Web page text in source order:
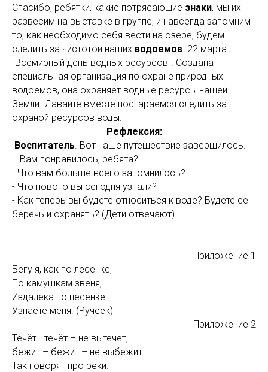
Спасибо, ребятки, какие потрясающие знаки, мы их
развесим на выставке в группе, и навсегда запомним
то, как необходимо себя вести на озере, будем
следить за чистотой наших водоемов. 22 марта -
"Всемирный день водных ресурсов". Создана
специальная организация по охране природных
водоемов, она охраняет водные ресурсы нашей
Земли. Давайте вместе постараемся следить за
охраной ресурсов воды.
Рефлексия:
Воспитатель. Вот наше путешествие завершилось.
- Вам понравилось, ребята?
- Что вам больше всего запомнилось?
- Что нового вы сегодня узнали?
- Как теперь вы будете относиться к воде? Будете ее
беречь и охранять? (Дети отвечают) .
Приложение 1
Бегу я, как по лесенке,
По камушкам звеня,
Издалека по песенке
Узнаете меня. (Ручеек)
Приложение 2
Течёт - течёт – не вытечет,
бежит – бежит – не выбежит.
Так говорят про реки.